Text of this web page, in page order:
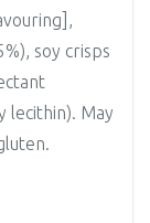
soy crisps
lecithin). May